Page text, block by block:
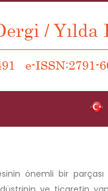
önemli bir parçası